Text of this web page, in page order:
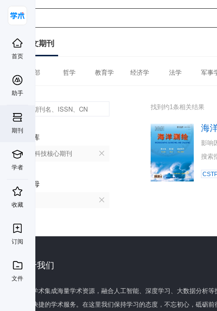
首页
助手
期刊
学者
收藏
订阅
文件
中文期刊
全部 哲学 教育学 经济学 法学 军事
数据库
中国科技核心期刊
首字母
找到约1条相关结果
海
影响
搜索
关于我们
百度学术集成海量学术资源，融合人工智能、深度学习、大数据分析
全面快捷的学术服务。在这里我们保持学习的态度，不忘初心，砥砺前